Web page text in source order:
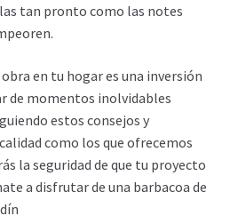
tan pronto como las notes
en tu hogar es una inversión
de momentos inolvidables
estos consejos y
como los que ofrecemos
la seguridad de que tu proyecto
a disfrutar de una barbacoa de